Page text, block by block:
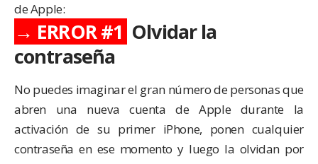
de Apple:
→ ERROR #1 Olvidar la
contraseña
No puedes imaginar el gran número de personas que
abren una nueva cuenta de Apple durante la
activación de su primer iPhone, ponen cualquier
contraseña en ese momento y luego la olvidan por